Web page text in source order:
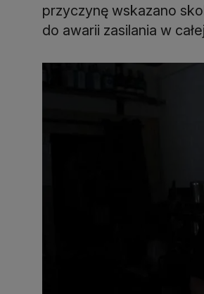
przyczynę wskazano
do awarii zasilania w